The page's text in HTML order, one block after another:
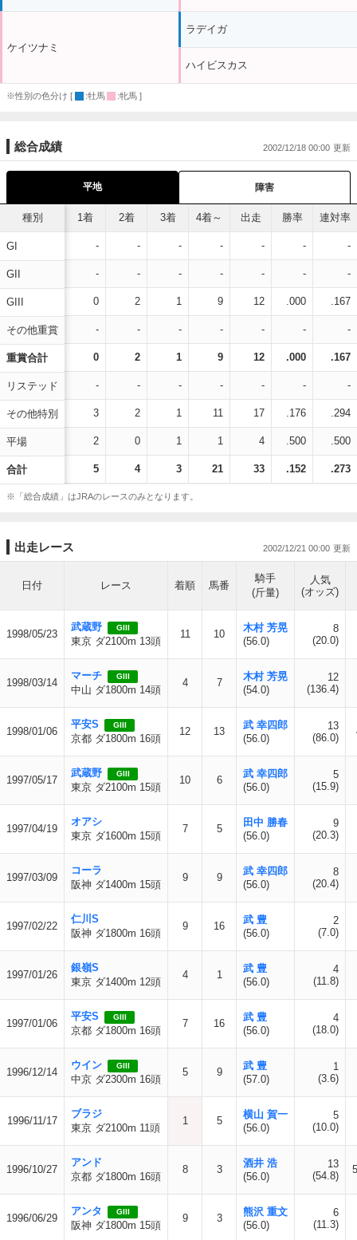
ケイツナミ
ラデイガ
ハイビスカス
※性別の色分け [ :牡馬 :牝馬 ]
総合成績 2002/12/18 00:00
平地 障害
種別
GI
GII
GIII
その他重賞
重賞合計
リステッド
その他特別
平場
合計
1着 2着 3着 4着～ 出走 勝率 連対率
- - - - - - -
- - - - - - -
0 2 1 9 12 .000 .167
- - - - - - -
0 2 1 9 12 .000 .167
- - - - - - -
3 2 1 11 17 .176 .294
2 0 1 1 4 .500 .500
5 4 3 21 33 .152 .273
※「総合成績」はJRAのレースのみとなります。
出走レース 2002/12/21 00:00
日付 レース 着順 馬番
騎手
(斤量)
人気
(オッズ)
1998/05/23
武蔵野 GIII
東京 ダ2100m 13頭
11 10
木村 芳晃
(56.0)
8
(20.0)
1998/03/14
マーチ GIII
中山 ダ1800m 14頭
4 7
木村 芳晃
(54.0)
12
(136.4)
1998/01/06
平安S GIII
京都 ダ1800m 16頭
12 13
武 幸四郎
(56.0)
13
(86.0)
1997/05/17
武蔵野 GIII
東京 ダ2100m 15頭
10 6
武 幸四郎
(56.0)
5
(15.9)
1997/04/19
オアシ
東京 ダ1600m 15頭
7 5
田中 勝春
(56.0)
9
(20.3)
1997/03/09
コーラ
阪神 ダ1400m 15頭
9 9
武 幸四郎
(56.0)
8
(20.4)
1997/02/22
仁川S
阪神 ダ1800m 16頭
9 16
武 豊
(56.0)
2
(7.0)
1997/01/26
銀嶺S
東京 ダ1400m 12頭
4 1
武 豊
(56.0)
4
(11.8)
1997/01/06
平安S GIII
京都 ダ1800m 16頭
7 16
武 豊
(56.0)
4
(18.0)
1996/12/14
ウイン GIII
中京 ダ2300m 16頭
5 9
武 豊
(57.0)
1
(3.6)
1996/11/17
ブラジ
東京 ダ2100m 11頭
1 5
横山 賀一
(56.0)
5
(10.0)
1996/10/27
アンド
京都 ダ1800m 16頭
8 3
酒井 浩
(56.0)
13
(54.8)
1996/06/29
アンタ GIII
阪神 ダ1800m 15頭
9 3
熊沢 重文
(56.0)
6
(11.3)